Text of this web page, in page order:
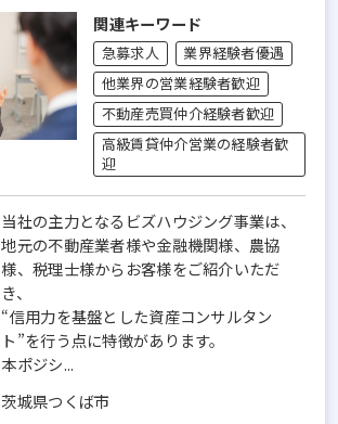
関連キーワード
急募求人
業界経験者優遇
他業界の営業経験者歓迎
不動産売買仲介経験者歓迎
高級賃貸仲介営業の経験者歓
迎
当社の主力となるビズハウジング事業は、
地元の不動産業者様や金融機関様、農協
様、税理士様からお客様をご紹介いただ
き、
“信用力を基盤とした資産コンサルタン
ト”を行う点に特徴があります。
本ポジシ...
茨城県つくば市